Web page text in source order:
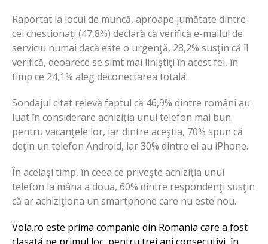
Raportat la locul de muncă, aproape jumătate dintre
cei chestionaţi (47,8%) declară că verifică e-mailul de
serviciu numai dacă este o urgenţă, 28,2% susţin că îl
verifică, deoarece se simt mai liniştiţi în acest fel, în
timp ce 24,1% aleg deconectarea totală.
Sondajul citat relevă faptul că 46,9% dintre români au
luat în considerare achiziţia unui telefon mai bun
pentru vacanţele lor, iar dintre aceştia, 70% spun că
deţin un telefon Android, iar 30% dintre ei au iPhone.
În acelaşi timp, în ceea ce priveşte achiziţia unui
telefon la mâna a doua, 60% dintre respondenţi susţin
că ar achiziţiona un smartphone care nu este nou.
Vola.ro este prima companie din Romania care a fost